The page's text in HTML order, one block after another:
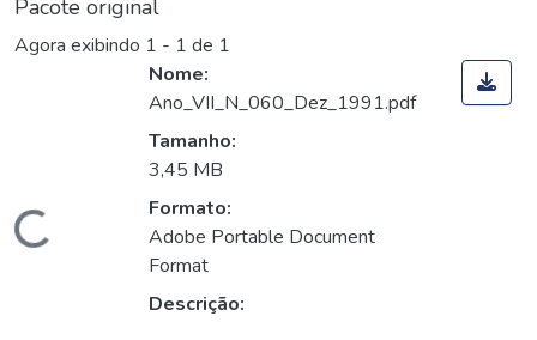
Pacote original
Agora exibindo 1 - 1 de 1
Carregando...
Nome:
Ano_VII_N_060_Dez_1991.pdf
Tamanho:
3,45 MB
Formato:
Adobe Portable Document
Format
Descrição: